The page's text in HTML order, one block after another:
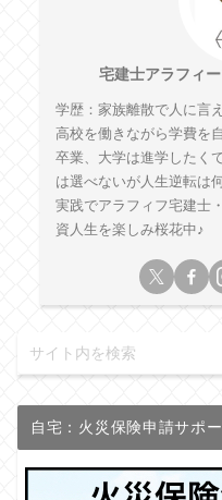
宅建士アラフィ
学歴：家族離散で人に言
高校を働きながら学費を
卒業、大学は進学したく
は選べないが人生逆転は
実践でアラフィフ宅建士
資人生を楽しみ桜花中♪
自宅：火災保険申請サポ